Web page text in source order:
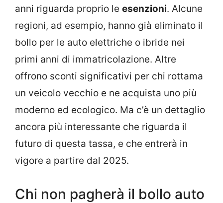
anni riguarda proprio le esenzioni. Alcune
regioni, ad esempio, hanno già eliminato il
bollo per le auto elettriche o ibride nei
primi anni di immatricolazione. Altre
offrono sconti significativi per chi rottama
un veicolo vecchio e ne acquista uno più
moderno ed ecologico. Ma c’è un dettaglio
ancora più interessante che riguarda il
futuro di questa tassa, e che entrerà in
vigore a partire dal 2025.
Chi non pagherà il bollo auto